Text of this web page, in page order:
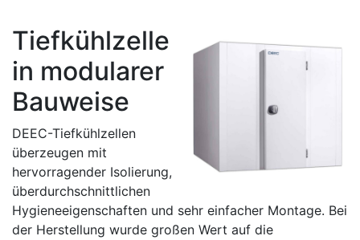
Tiefkühlzelle
in modularer
Bauweise
DEEC-Tiefkühlzellen
überzeugen mit
hervorragender Isolierung,
überdurchschnittlichen
Hygieneeigenschaften und sehr einfacher Montage. Bei
der Herstellung wurde großen Wert auf die